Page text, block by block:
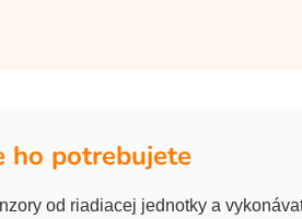
ho potrebujete
od riadiacej jednotky a